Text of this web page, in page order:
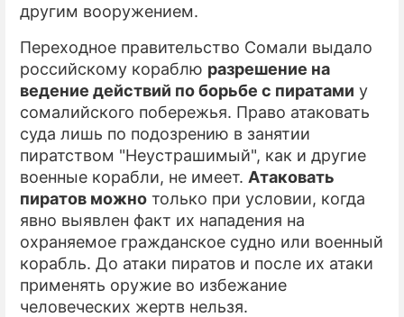
другим вооружением.
Переходное правительство Сомали выдало
российскому кораблю разрешение на
ведение действий по борьбе с пиратами у
сомалийского побережья. Право атаковать
суда лишь по подозрению в занятии
пиратством "Неустрашимый", как и другие
военные корабли, не имеет. Атаковать
пиратов можно только при условии, когда
явно выявлен факт их нападения на
охраняемое гражданское судно или военный
корабль. До атаки пиратов и после их атаки
применять оружие во избежание
человеческих жертв нельзя.